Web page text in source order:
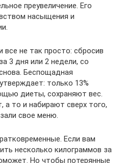
преувеличение. Его
насыщения и
не так просто: сбросив
3 дня или 2 недели, со
Беспощадная
только 13%
диеты, сохраняют вес.
а то и набирают сверх того,
свое меню.
Если вам
несколько килограммов за
Но чтобы потерянные